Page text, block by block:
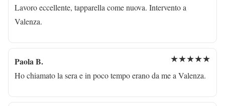
Lavoro eccellente, tapparella come nuova. Intervento a
Valenza.
Paola B. ★★★★★
Ho chiamato la sera e in poco tempo erano da me a Valenza.